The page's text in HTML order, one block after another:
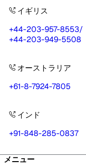
イギリス
+44-203-957-8553/
+44-203-949-5508
オーストラリア
+61-8-7924-7805
インド
+91-848-285-0837
メニュー